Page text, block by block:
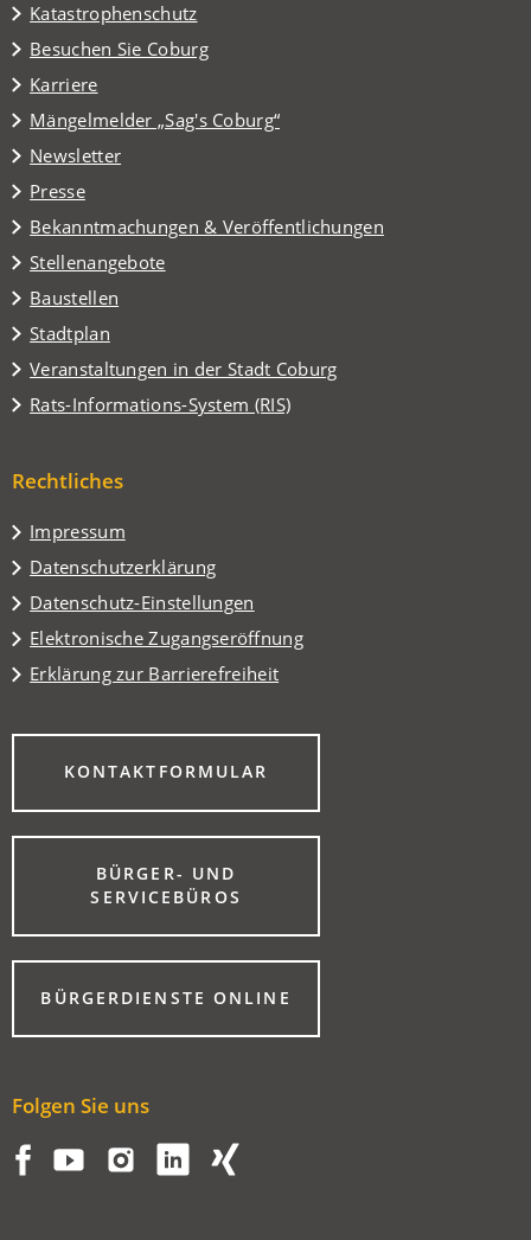
Katastrophenschutz
Besuchen Sie Coburg
(Öffnet
in
einem
neuen
Tab)
Karriere
Mängelmelder „Sag's Coburg“
(Öffnet
in
einem
neuen
Tab)
Newsletter
Presse
Bekanntmachungen & Veröffentlichungen
Stellenangebote
Baustellen
Stadtplan
(Öffnet
in
einem
neuen
Veranstaltungen in der Stadt Coburg
(Öffnet
in
einem
Tab)
Rats-Informations-System (RIS)
(Öffnet
neuen
Rechtliches
Impressum
Datenschutzerklärung
Datenschutz-Einstellungen
Elektronische Zugangseröffnung
Erklärung zur Barrierefreiheit
KONTAKTFORMULAR
(ÖFFNET
EINEM
NEUEN
BÜRGER- UND
SERVICEBÜROS
(ÖFFNET
EINEM
NEUEN
TAB)BÜRGERDIENSTE ONLINE
(ÖFFNET
EINEM
Folgen Sie uns